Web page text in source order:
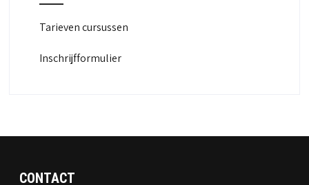
Tarieven cursussen
Inschrijfformulier
CONTACT